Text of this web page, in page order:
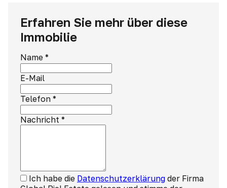
Erfahren Sie mehr über diese
Immobilie
Name *
E-Mail
Telefon *
Nachricht *
Ich habe die Datenschutzerklärung der Firma